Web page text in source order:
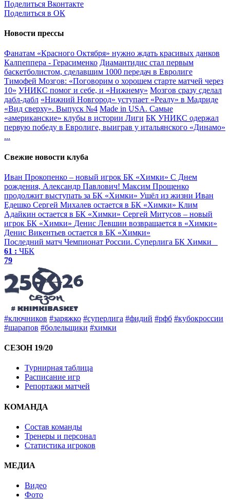
Поделиться Вконтакте
Поделиться в ОК
Новости прессы
Фанатам «Красного Октября» нужно ждать красивых данков
Калпеппера - Герасименко Диамантидис стал первым
баскетболистом, сделавшим 1000 передач в Евролиге
Тимофей Мозгов: «Поговорим о хорошем старте матчей через
10» УНИКС помог и себе, и «Нижнему» Мозгов сразу сделал
дабл-дабл «Нижний Новгород» уступает «Реалу» в Мадриде
«Вид сверху». Выпуск №4 Made in USA. Самые
«американские» клубы в истории Лиги БК УНИКС одержал
первую победу в Евролиге, выиграв у итальянского «Динамо»
...
Свежие новости клуба
Иван Прокопенко – новый игрок БК «Химки» С Днем
рождения, Александр Павлович! Максим Прощенко
продолжит выступать за БК «Химки» Ушёл из жизни Иван
Едешко Сергей Михалев остается в БК «Химки» Клим
Адайкин остается в БК «Химки» Сергей Митусов – новый
игрок БК «Химки» Денис Левшин возвращается в «Химки»
Денис Викентьев остается в БК «Химки»
Последний матч Чемпионат России. Суперлига БК Химки
61 : ЧБК
79
#ключников #заряжко #суперлига #фидий #рфб #кубокроссии
#шарапов #болельщики #химки
СЕЗОН 19/20
Турнирная таблица
Расписание игр
Репортажи матчей
КОМАНДА
Состав команды
Тренеры и персонал
Статистика игроков
МЕДИА
Видео
Фото